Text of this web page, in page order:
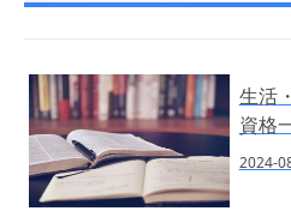
生活
資格
2024-